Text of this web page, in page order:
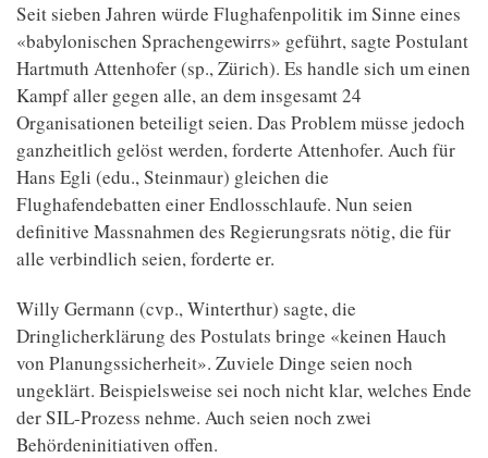
Seit sieben Jahren würde Flughafenpolitik im Sinne eines
«babylonischen Sprachengewirrs» geführt, sagte Postulant
Hartmuth Attenhofer (sp., Zürich). Es handle sich um einen
Kampf aller gegen alle, an dem insgesamt 24
Organisationen beteiligt seien. Das Problem müsse jedoch
ganzheitlich gelöst werden, forderte Attenhofer. Auch für
Hans Egli (edu., Steinmaur) gleichen die
Flughafendebatten einer Endlosschlaufe. Nun seien
definitive Massnahmen des Regierungsrats nötig, die für
alle verbindlich seien, forderte er.
Willy Germann (cvp., Winterthur) sagte, die
Dringlicherklärung des Postulats bringe «keinen Hauch
von Planungssicherheit». Zuviele Dinge seien noch
ungeklärt. Beispielsweise sei noch nicht klar, welches Ende
der SIL-Prozess nehme. Auch seien noch zwei
Behördeninitiativen offen.